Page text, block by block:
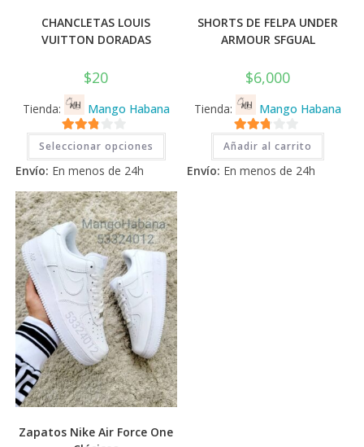
CHANCLETAS LOUIS
VUITTON DORADAS
$20
Tienda: Mango Habana
2.71
de 5
Seleccionar opciones
Este
tiene
múltiples
Las
opciones
se
pueden
elegir
en
la
página
de
producto
Envío: En menos de 24h
SHORTS DE FELPA UNDER
ARMOUR SFGUAL
$6,000
Tienda: Mango Habana
2.71
de 5
Añadir al carrito
Envío: En menos de 24h
Zapatos Nike Air Force One